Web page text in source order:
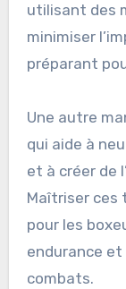
utilisant des
minimiser
préparant
Une autre
qui aide à
et à créer de
Maîtriser ces
pour les
endurance
combats.